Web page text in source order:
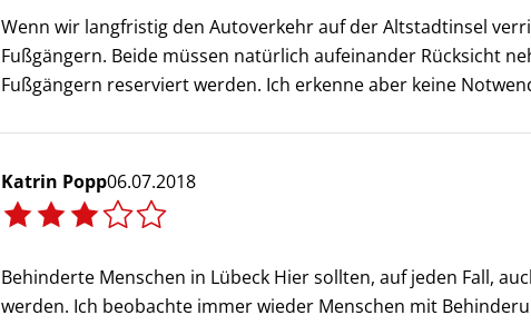
Wenn wir langfristig den Autoverkehr auf der Altstadtinsel
Fußgängern. Beide müssen natürlich aufeinander Rücksicht
Fußgängern reserviert werden. Ich erkenne aber keine
Katrin Popp06.07.2018
Behinderte Menschen in Lübeck Hier sollten, auf jeden Fall,
werden. Ich beobachte immer wieder Menschen mit